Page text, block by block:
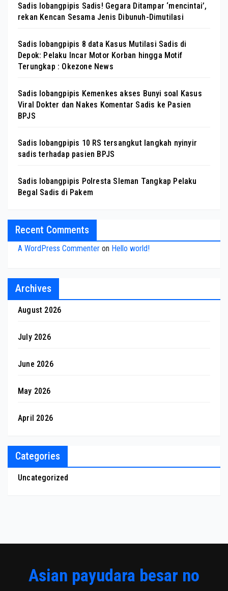
Sadis lobangpipis Sadis! Gegara Ditampar ‘mencintai’,
rekan Kencan Sesama Jenis Dibunuh-Dimutilasi
Sadis lobangpipis 8 data Kasus Mutilasi Sadis di
Depok: Pelaku Incar Motor Korban hingga Motif
Terungkap : Okezone News
Sadis lobangpipis Kemenkes akses Bunyi soal Kasus
Viral Dokter dan Nakes Komentar Sadis ke Pasien
BPJS
Sadis lobangpipis 10 RS tersangkut langkah nyinyir
sadis terhadap pasien BPJS
Sadis lobangpipis Polresta Sleman Tangkap Pelaku
Begal Sadis di Pakem
Recent Comments
A WordPress Commenter on Hello world!
Archives
August 2026
July 2026
June 2026
May 2026
April 2026
Categories
Uncategorized
Asian payudara besar no